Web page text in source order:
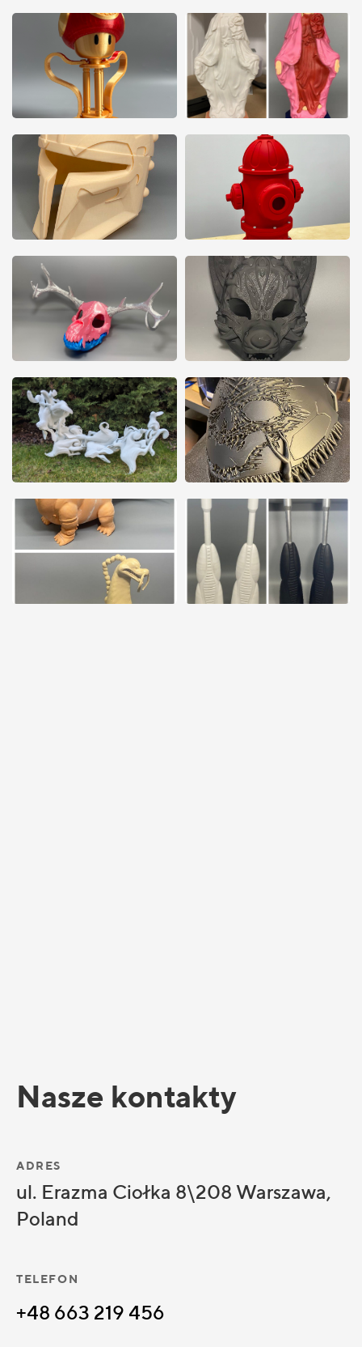
Nasze kontakty
ADRES
ul. Erazma Ciołka 8\208 Warszawa,
Poland
TELEFON
+48 663 219 456